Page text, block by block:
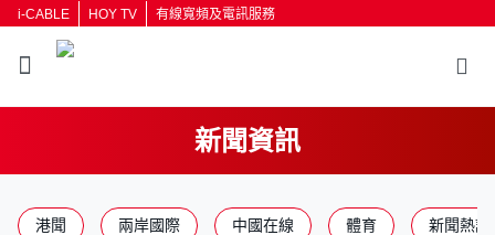
i-CABLE HOY TV 有線寬頻及電訊服務
新聞資訊
港聞 兩岸國際 中國在線 體育 新聞熱話